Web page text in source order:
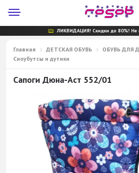
ЛИКВИДАЦИЯ! Скидки до 80%! Не
Главная ДЕТСКАЯ ОБУВЬ
ОБУВЬ ДЛЯ
Сноубутсы и дутики
Сапоги Дюна-Аст 552/01